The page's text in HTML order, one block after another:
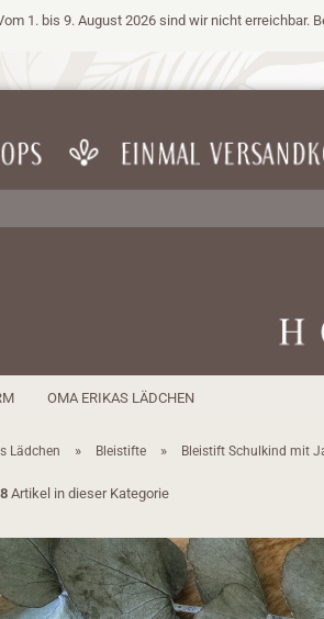
1. bis 9. August 2026 sind wir nicht erreichbar.
OMA ERIKAS LÄDCHEN
Lädchen » Bleistifte » Bleistift Schulkind mit
8 Artikel in dieser Kategorie